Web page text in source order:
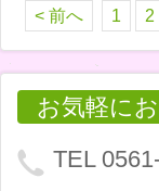
< 前へ 1 2
お気軽に
TEL